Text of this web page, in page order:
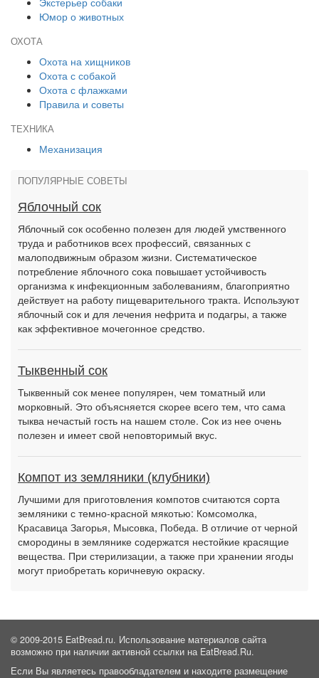
Юмор о животных
ОХОТА
Охота на хищников
Охота с собакой
Охота с флажками
Правила и советы
ТЕХНИКА
Механизация
ПОПУЛЯРНЫЕ СОВЕТЫ
Яблочный сок
Яблочный сок особенно полезен для людей умственного
труда и работников всех профессий, связанных с
малоподвижным образом жизни. Систематическое
потребление яблочного сока повышает устойчивость
организма к инфекционным заболеваниям, благоприятно
действует на работу пищеварительного тракта. Используют
яблочный сок и для лечения нефрита и подагры, а также
как эффективное мочегонное средство.
Тыквенный сок
Тыквенный сок менее популярен, чем томатный или
морковный. Это объясняется скорее всего тем, что сама
тыква нечастый гость на нашем столе. Сок из нее очень
полезен и имеет свой неповторимый вкус.
Компот из земляники (клубники)
Лучшими для приготовления компотов считаются сорта
земляники с темно-красной мякотью: Комсомолка,
Красавица Загорья, Мысовка, Победа. В отличие от черной
смородины в землянике содержатся нестойкие красящие
вещества. При стерилизации, а также при хранении ягоды
могут приобретать коричневую окраску.
© 2009-2015 EatBread.ru. Использование материалов сайта
возможно при наличии активной ссылки на EatBread.Ru.
Если Вы являетесь правообладателем и находите размещение